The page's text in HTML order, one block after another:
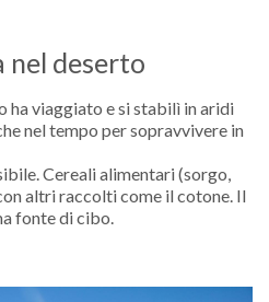
deserto
ha viaggiato e si stabilì in aridi
nel tempo per sopravvivere in
Cereali alimentari (sorgo,
altri raccolti come il cotone. Il
fonte di cibo.